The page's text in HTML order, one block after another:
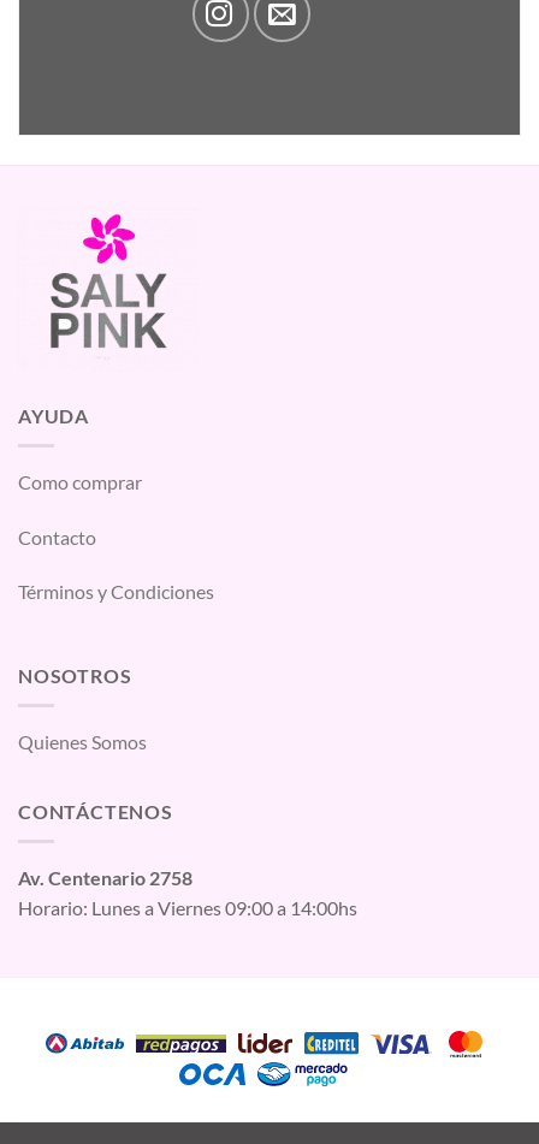
AYUDA
Como comprar
Contacto
Términos y Condiciones
NOSOTROS
Quienes Somos
CONTÁCTENOS
Av. Centenario 2758
Horario: Lunes a Viernes 09:00 a 14:00hs